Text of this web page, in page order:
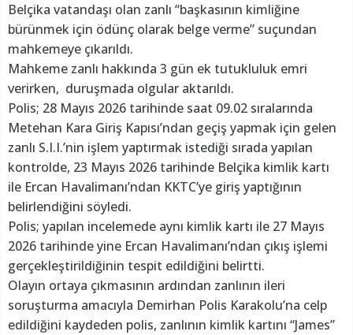
Belçika vatandaşı olan zanlı “başkasının kimliğine
bürünmek için ödünç olarak belge verme” suçundan
mahkemeye çıkarıldı.
Mahkeme zanlı hakkında 3 gün ek tutukluluk emri
verirken, duruşmada olgular aktarıldı.
Polis; 28 Mayıs 2026 tarihinde saat 09.02 sıralarında
Metehan Kara Giriş Kapısı’ndan geçiş yapmak için gelen
zanlı S.I.I.’nin işlem yaptırmak istediği sırada yapılan
kontrolde, 23 Mayıs 2026 tarihinde Belçika kimlik kartı
ile Ercan Havalimanı’ndan KKTC’ye giriş yaptığının
belirlendiğini söyledi.
Polis; yapılan incelemede aynı kimlik kartı ile 27 Mayıs
2026 tarihinde yine Ercan Havalimanı’ndan çıkış işlemi
gerçekleştirildiğinin tespit edildiğini belirtti.
Olayın ortaya çıkmasının ardından zanlının ileri
soruşturma amacıyla Demirhan Polis Karakolu’na celp
edildiğini kaydeden polis, zanlının kimlik kartını “James”